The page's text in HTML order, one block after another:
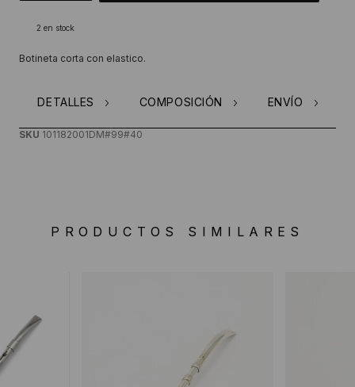
2 en stock
Botineta corta con elastico.
DETALLES COMPOSICIÓN ENVÍO
SKU 101182001DM#99#40
PRODUCTOS SIMILARES